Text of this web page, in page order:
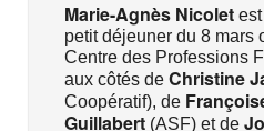
Marie-Agnès Nicoletest
petit déjeuner du 8 mars
Centre des Professions
aux côtés de Christine
Coopératif), de
Guillabert (ASF) et de